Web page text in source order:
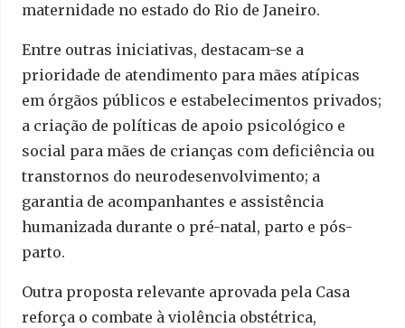
maternidade no estado do Rio de Janeiro.
Entre outras iniciativas, destacam-se a
prioridade de atendimento para mães atípicas
em órgãos públicos e estabelecimentos privados;
a criação de políticas de apoio psicológico e
social para mães de crianças com deficiência ou
transtornos do neurodesenvolvimento; a
garantia de acompanhantes e assistência
humanizada durante o pré-natal, parto e pós-
parto.
Outra proposta relevante aprovada pela Casa
reforça o combate à violência obstétrica,